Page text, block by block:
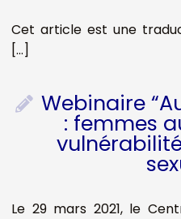
Cet article est une
[…]
Webinaire
: femmes
Le 29 mars 2021, le